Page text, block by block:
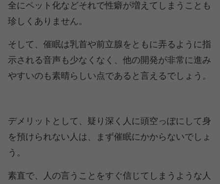
全にペット化などそれで性癖が増えてしまうことも
珍しくありません。
そして、催眠は乳首や前立腺をともに弄るように指
示される音声も少なくなく、他の開発が非常に進み
やすいのも素晴らしい点であると言えるでしょう。
デメリットとして、疑り深く人に頭空っぽにして身
を預けられない人は、まず催眠にかからないでしょ
う。
素直で、人の言うことをすぐ信じてしまうような人